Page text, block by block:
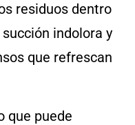
residuos dentro
indolora y
que refrescan
que puede